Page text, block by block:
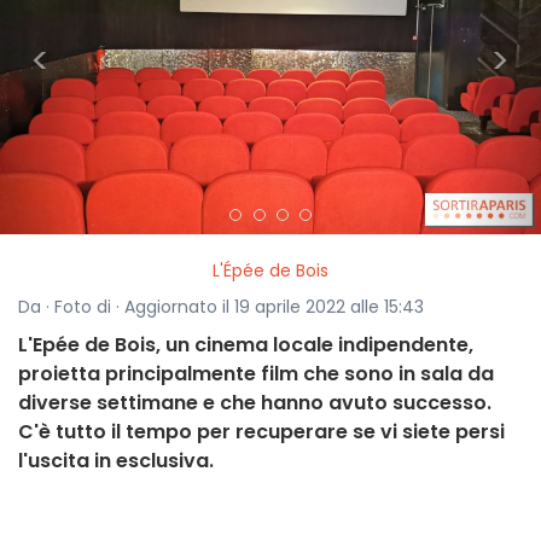
< >
L'Épée de Bois
Da · Foto di · Aggiornato il 19 aprile 2022 alle 15:43
L'Epée de Bois, un cinema locale indipendente,
proietta principalmente film che sono in sala da
diverse settimane e che hanno avuto successo.
C'è tutto il tempo per recuperare se vi siete persi
l'uscita in esclusiva.